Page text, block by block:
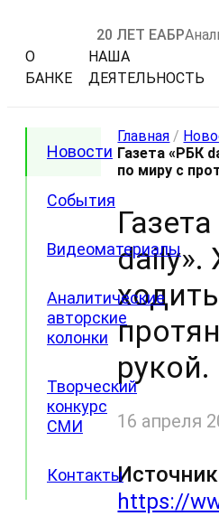
20 ЛЕТ ЕАБР
О
БАНКЕ
НАША
ДЕЯТЕЛЬНОСТЬ
Новости
События
Видеоматериалы
Аналитические
авторские
колонки
Творческий
конкурс
СМИ
Контакты
Главная /
Газета «РБК
по миру с
daily».
рукой.
16 апреля
https://